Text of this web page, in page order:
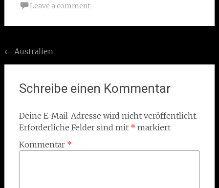
Leave a comment
Post
navigation
← Australien
Schreibe einen Kommentar
Deine E-Mail-Adresse wird nicht veröffentlicht.
Erforderliche Felder sind mit * markiert
Kommentar *